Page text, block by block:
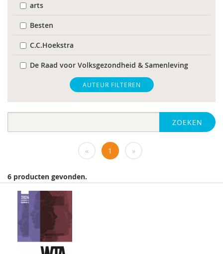
arts
Besten
C.C.Hoekstra
De Raad voor Volksgezondheid & Samenleving
gz-psycholoog
https://www.openbaaronderwijs.nu/
Marieke-Beltman
MSc
N.G.A. Tak
PhD
AUTEUR FILTEREN
ZOEKEN
« 1 »
6 producten gevonden.